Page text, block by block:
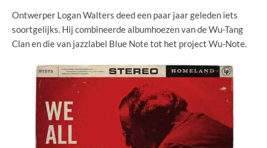
Ontwerper Logan Walters deed een paar jaar geleden iets
soortgelijks. Hij combineerde albumhoezen van de Wu-Tang
Clan en die van jazzlabel Blue Note tot het project Wu-Note.